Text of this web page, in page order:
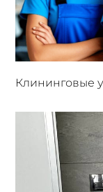
Клининговые